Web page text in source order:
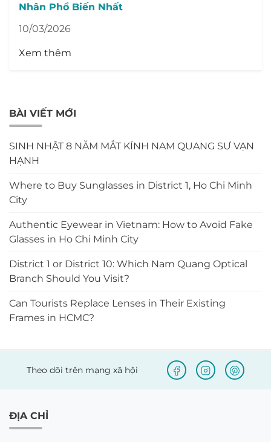
Nhân Phổ Biến Nhất
10/03/2026
Xem thêm
BÀI VIẾT MỚI
SINH NHẬT 8 NĂM MẮT KÍNH NAM QUANG SƯ VẠN
HẠNH
Where to Buy Sunglasses in District 1, Ho Chi Minh
City
Authentic Eyewear in Vietnam: How to Avoid Fake
Glasses in Ho Chi Minh City
District 1 or District 10: Which Nam Quang Optical
Branch Should You Visit?
Can Tourists Replace Lenses in Their Existing
Frames in HCMC?
Theo dõi trên mạng xã hội
ĐỊA CHỈ